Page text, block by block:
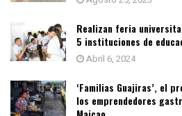
Realizan feria
5 instituciones de
Abril 6, 2024
‘Familias Guajiras’, el
los emprendedores